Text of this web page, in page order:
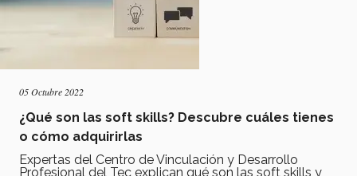
05 Octubre 2022
¿Qué son las soft skills? Descubre cuáles tienes
o cómo adquirirlas
Expertas del Centro de Vinculación y Desarrollo
Profesional del Tec explican qué son las soft skills y